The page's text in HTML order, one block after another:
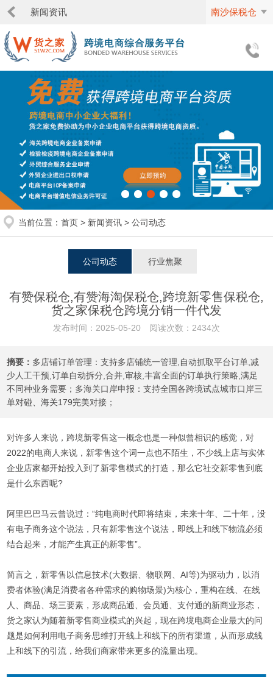
新闻资讯 南沙保税仓
当前位置： 首页 > 新闻资讯 > 公司动态
公司动态 行业焦聚
有赞保税仓,有赞海淘保税仓,跨境新零售保税仓,
货之家保税仓跨境分销一件代发
发布时间：2025-05-20 阅读次数：2434次
摘要： 多店铺订单管理：支持多店铺统一管理,自动抓取平台订单,减
少人工干预,订单自动拆分,合并,审核,丰富全面的订单执行策略,满足
不同种业务需要；多海关口岸申报：支持全国各跨境试点城市口岸三
单对碰、海关179完美对接；
对许多人来说，跨境新零售这一概念也是一种似曾相识的感觉，对
2022的电商人来说，新零售这个词一点也不陌生，不少线上店与实体
企业店家都开始投入到了新零售模式的打造，那么它社交新零售到底
是什么东西呢?
阿里巴巴马云曾说过：“纯电商时代即将结束，未来十年、二十年，没
有电子商务这个说法，只有新零售这个说法，即线上和线下物流必须
结合起来，才能产生真正的新零售”。
简言之，新零售以信息技术(大数据、物联网、AI等)为驱动力，以消
费者体验(满足消费者各种需求的购物场景)为核心，重构在线、在线
人、商品、场三要素，形成商品通、会员通、支付通的新商业形态，
货之家认为随着新零售商业模式的兴起，现在跨境电商企业最大的问
题是如何利用电子商务思维打开线上和线下的所有渠道，从而形成线
上和线下的引流，给我们商家带来更多的流量出现。